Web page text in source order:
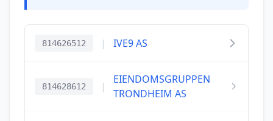
814626512 | IVE9 AS
814628612 |
EIENDOMSGRUPPEN
TRONDHEIM AS